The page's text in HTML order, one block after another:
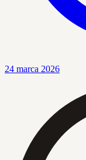
24 marca 2026